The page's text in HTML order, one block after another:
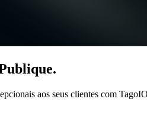
aos seus clientes com